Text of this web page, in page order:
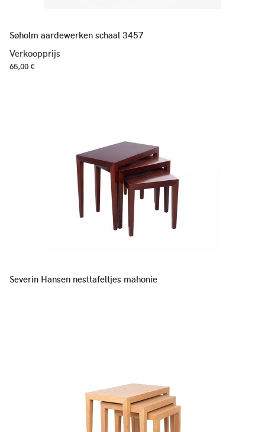
Søholm aardewerken schaal 3457
Verkoopprijs
65,00 €
Severin Hansen nesttafeltjes mahonie